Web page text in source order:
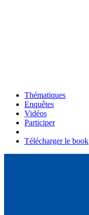
Thématiques
Enquêtes
Vidéos
Participer
Télécharger le book